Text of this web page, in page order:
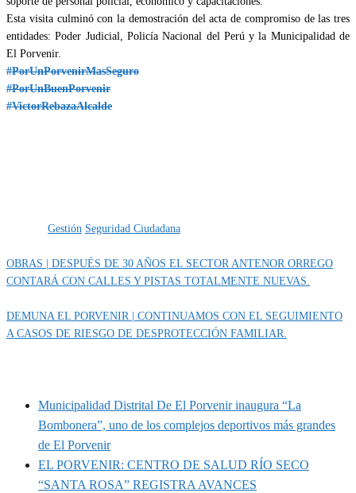
Esta visita culminó con la demostración del acta de compromiso de las tres
entidades: Poder Judicial, Policía Nacional del Perú y la Municipalidad de
El Porvenir.
#PorUnPorvenirMasSeguro
#PorUnBuenPorvenir
#VictorRebazaAlcalde
Gestión Seguridad Ciudadana
OBRAS | DESPUÉS DE 30 AÑOS EL SECTOR ANTENOR ORREGO
CONTARÁ CON CALLES Y PISTAS TOTALMENTE NUEVAS.
DEMUNA EL PORVENIR | CONTINUAMOS CON EL SEGUIMIENTO
A CASOS DE RIESGO DE DESPROTECCIÓN FAMILIAR.
Municipalidad Distrital De El Porvenir inaugura “La
Bombonera”, uno de los complejos deportivos más grandes
de El Porvenir
EL PORVENIR: CENTRO DE SALUD RÍO SECO
“SANTA ROSA” REGISTRA AVANCES